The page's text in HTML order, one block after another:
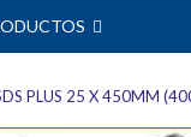
PLUS 25 X 450MM